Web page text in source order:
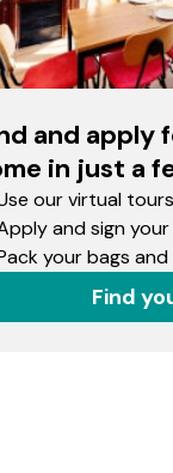
and apply
in just a
our virtual
and sign
your bags
Find